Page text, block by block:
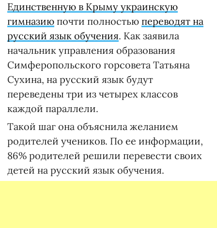
Единственную в Крыму украинскую
гимназию почти полностью переводят на
русский язык обучения. Как заявила
начальник управления образования
Симферопольского горсовета Татьяна
Сухина, на русский язык будут
переведены три из четырех классов
каждой параллели.
Такой шаг она объяснила желанием
родителей учеников. По ее информации,
86% родителей решили перевести своих
детей на русский язык обучения.